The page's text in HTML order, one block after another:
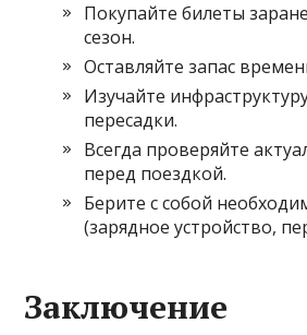
Покупайте билеты
сезон.
Оставляйте запас
Изучайте
пересадки.
Всегда проверяйте
перед поездкой.
Берите с собой
(зарядное устройство,
Заключение